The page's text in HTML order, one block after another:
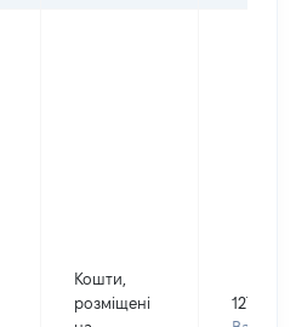
Кошти,
розміщені
127000